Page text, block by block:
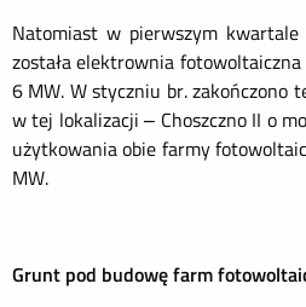
Natomiast w pierwszym
została elektrownia fotowoltaiczna
6 MW. W styczniu br. zakończono
w tej lokalizacji – Choszczno II o
użytkowania obie farmy
MW.
Grunt pod budowę farm